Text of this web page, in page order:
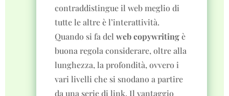
contraddistingue il web meglio di
tutte le altre è l’interattività.
Quando si fa delweb copywritingè
buona regola considerare, oltre alla
lunghezza, la profondità, ovvero i
vari livelli che si snodano a partire
da una serie di link. Il vantaggio